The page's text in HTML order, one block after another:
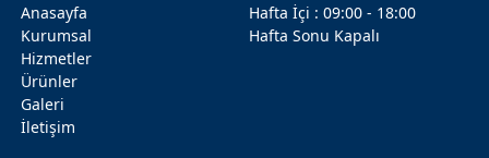
Anasayfa
Kurumsal
Hizmetler
Ürünler
Galeri
İletişim
Hafta İçi : 09:00 - 18:00
Hafta Sonu Kapalı